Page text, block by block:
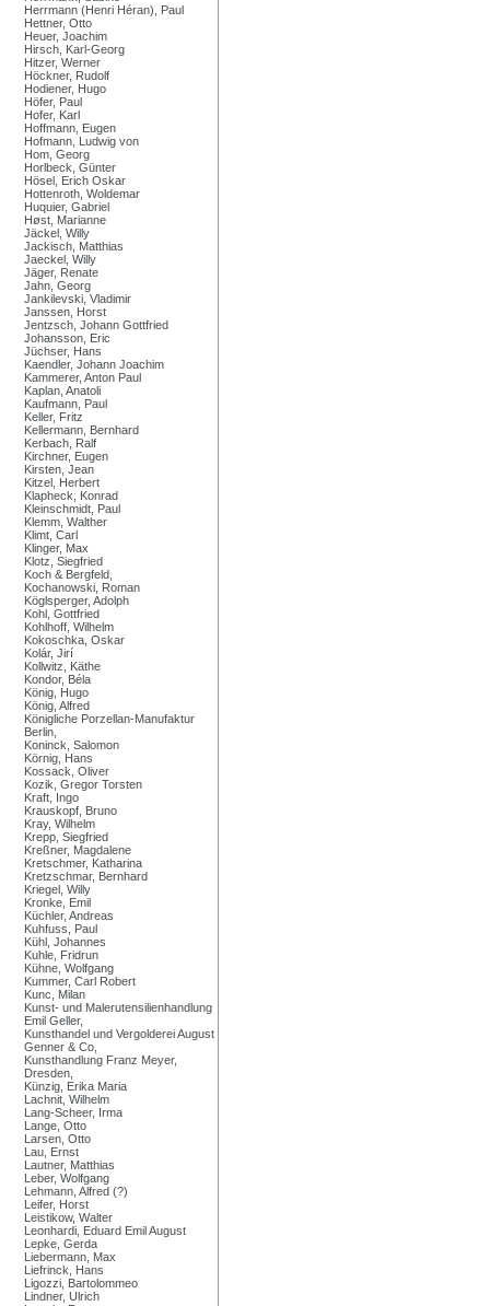
Herrmann (Henri Héran), Paul
Hettner, Otto
Heuer, Joachim
Hirsch, Karl-Georg
Hitzer, Werner
Höckner, Rudolf
Hodiener, Hugo
Höfer, Paul
Hofer, Karl
Hoffmann, Eugen
Hofmann, Ludwig von
Hom, Georg
Horlbeck, Günter
Hösel, Erich Oskar
Hottenroth, Woldemar
Huquier, Gabriel
Høst, Marianne
Jäckel, Willy
Jackisch, Matthias
Jaeckel, Willy
Jäger, Renate
Jahn, Georg
Jankilevski, Vladimir
Janssen, Horst
Jentzsch, Johann Gottfried
Johansson, Eric
Jüchser, Hans
Kaendler, Johann Joachim
Kammerer, Anton Paul
Kaplan, Anatoli
Kaufmann, Paul
Keller, Fritz
Kellermann, Bernhard
Kerbach, Ralf
Kirchner, Eugen
Kirsten, Jean
Kitzel, Herbert
Klapheck, Konrad
Kleinschmidt, Paul
Klemm, Walther
Klimt, Carl
Klinger, Max
Klotz, Siegfried
Koch & Bergfeld,
Kochanowski, Roman
Köglsperger, Adolph
Kohl, Gottfried
Kohlhoff, Wilhelm
Kokoschka, Oskar
Kolár, Jirí
Kollwitz, Käthe
Kondor, Béla
König, Hugo
König, Alfred
Königliche Porzellan-Manufaktur
Berlin,
Koninck, Salomon
Körnig, Hans
Kossack, Oliver
Kozik, Gregor Torsten
Kraft, Ingo
Krauskopf, Bruno
Kray, Wilhelm
Krepp, Siegfried
Kreßner, Magdalene
Kretschmer, Katharina
Kretzschmar, Bernhard
Kriegel, Willy
Kronke, Emil
Küchler, Andreas
Kuhfuss, Paul
Kühl, Johannes
Kuhle, Fridrun
Kühne, Wolfgang
Kummer, Carl Robert
Kunc, Milan
Kunst- und Malerutensilienhandlung
Emil Geller,
Kunsthandel und Vergolderei August
Genner & Co,
Kunsthandlung Franz Meyer,
Dresden,
Künzig, Erika Maria
Lachnit, Wilhelm
Lang-Scheer, Irma
Lange, Otto
Larsen, Otto
Lau, Ernst
Lautner, Matthias
Leber, Wolfgang
Lehmann, Alfred (?)
Leifer, Horst
Leistikow, Walter
Leonhardi, Eduard Emil August
Lepke, Gerda
Liebermann, Max
Liefrinck, Hans
Ligozzi, Bartolommeo
Lindner, Ulrich